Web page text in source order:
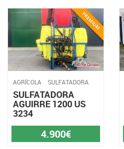
AGRÍCOLA SULFATADORA
SULFATADORA
AGUIRRE 1200 US
3234
4.900€